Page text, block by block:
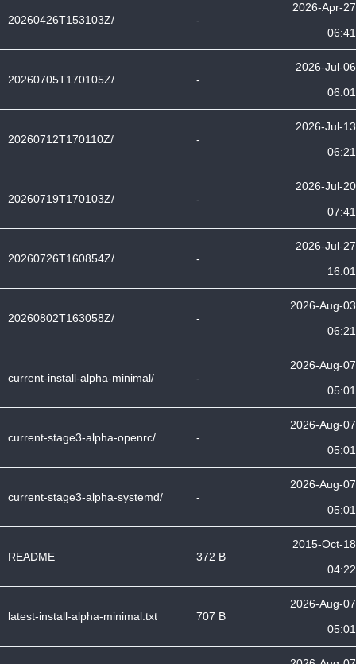
20260426T153103Z/ -
2026-Apr-27
06:41
20260705T170105Z/ -
2026-Jul-06
06:01
20260712T170110Z/ -
2026-Jul-13
06:21
20260719T170103Z/ -
2026-Jul-20
07:41
20260726T160854Z/ -
2026-Jul-27
16:01
20260802T163058Z/ -
2026-Aug-03
06:21
current-install-alpha-minimal/ -
2026-Aug-07
05:01
current-stage3-alpha-openrc/ -
2026-Aug-07
05:01
current-stage3-alpha-systemd/ -
2026-Aug-07
05:01
README 372 B
2015-Oct-18
04:22
latest-install-alpha-minimal.txt 707 B
2026-Aug-07
05:01